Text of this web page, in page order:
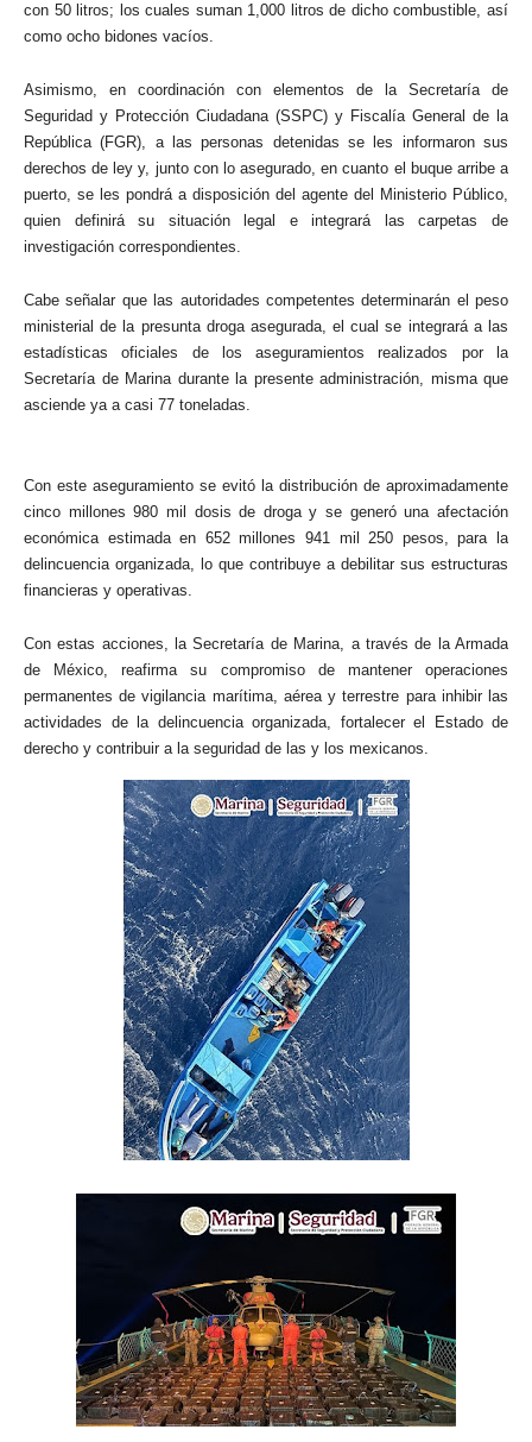
con 50 litros; los cuales suman 1,000 litros de dicho combustible, así
como ocho bidones vacíos.
Asimismo, en coordinación con elementos de la Secretaría de
Seguridad y Protección Ciudadana (SSPC) y Fiscalía General de la
República (FGR), a las personas detenidas se les informaron sus
derechos de ley y, junto con lo asegurado, en cuanto el buque arribe a
puerto, se les pondrá a disposición del agente del Ministerio Público,
quien definirá su situación legal e integrará las carpetas de
investigación correspondientes.
Cabe señalar que las autoridades competentes determinarán el peso
ministerial de la presunta droga asegurada, el cual se integrará a las
estadísticas oficiales de los aseguramientos realizados por la
Secretaría de Marina durante la presente administración, misma que
asciende ya a casi 77 toneladas.
Con este aseguramiento se evitó la distribución de aproximadamente
cinco millones 980 mil dosis de droga y se generó una afectación
económica estimada en 652 millones 941 mil 250 pesos, para la
delincuencia organizada, lo que contribuye a debilitar sus estructuras
financieras y operativas.
Con estas acciones, la Secretaría de Marina, a través de la Armada
de México, reafirma su compromiso de mantener operaciones
permanentes de vigilancia marítima, aérea y terrestre para inhibir las
actividades de la delincuencia organizada, fortalecer el Estado de
derecho y contribuir a la seguridad de las y los mexicanos.